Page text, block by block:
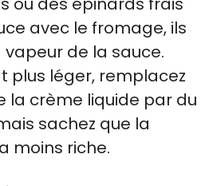
avec le fromage, ils
de la sauce.
plus léger, remplacez
la crème liquide par du
sachez que la
moins riche.